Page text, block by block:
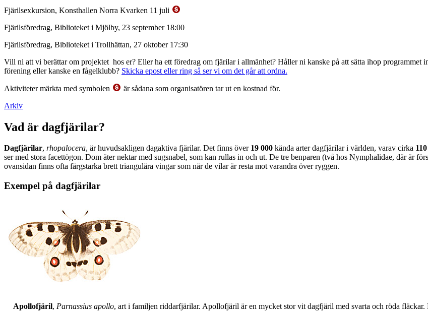
Fjärilsexkursion, Konsthallen Norra Kvarken 11 juli
Fjärilsföredrag, Biblioteket i Mjölby, 23 september 18:00
Fjärilsföredrag, Biblioteket i Trollhättan, 27 oktober 17:30
Vill ni att vi berättar om projektet hos er? Eller ha ett föredrag om fjärilar i allmänhet? Håller ni kanske på att sätta ihop programmet
förening eller kanske en fågelklubb? Skicka epost eller ring så ser vi om det går att ordna.
Aktiviteter märkta med symbolen
är sådana som organisatören tar ut en kostnad för.
Arkiv
Vad är dagfjärilar?
Dagfjärilar, rhopalocera, är huvudsakligen dagaktiva fjärilar. Det finns över 19 000 kända arter dagfjärilar i världen, varav cirka 110
ser med stora facettögon. Dom äter nektar med sugsnabel, som kan rullas in och ut. De tre benparen (två hos Nymphalidae, där är
ovansidan finns ofta färgstarka brett triangulära vingar som när de vilar är resta mot varandra över ryggen.
Exempel på dagfjärilar
Apollofjäril, Parnassius apollo, art i familjen riddarfjärilar. Apollofjäril är en mycket stor vit dagfjäril med svarta och röda